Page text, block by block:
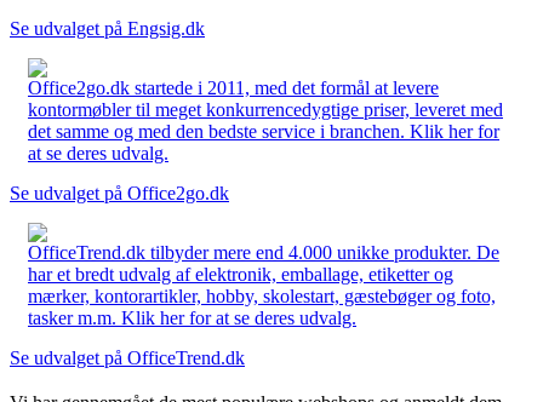
Se udvalget på Engsig.dk
Office2go.dk startede i 2011, med det formål at levere
kontormøbler til meget konkurrencedygtige priser, leveret med
det samme og med den bedste service i branchen. Klik her for
at se deres udvalg.
Se udvalget på Office2go.dk
OfficeTrend.dk tilbyder mere end 4.000 unikke produkter. De
har et bredt udvalg af elektronik, emballage, etiketter og
mærker, kontorartikler, hobby, skolestart, gæstebøger og foto,
tasker m.m. Klik her for at se deres udvalg.
Se udvalget på OfficeTrend.dk